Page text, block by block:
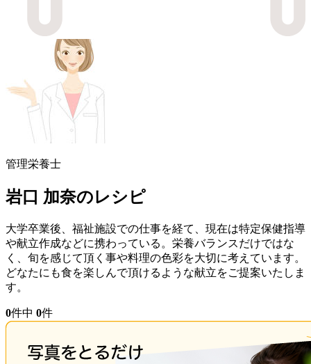
管理栄養士
岩口 加奈のレシピ
大学卒業後、福祉施設での仕事を経て、現在は特定保健指導
や献立作成などに携わっている。栄養バランスだけではな
く、旬を感じて頂く事や料理の色彩を大切に考えています。
どなたにも食を楽しんで頂けるような献立をご提案いたしま
す。
0件中 0件